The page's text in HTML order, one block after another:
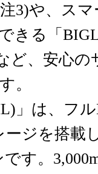
3)や、ス
きる「
ど、安心
。
」は、フ
ジを搭載
す。